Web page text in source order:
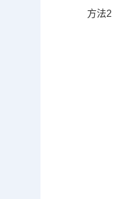
方法2